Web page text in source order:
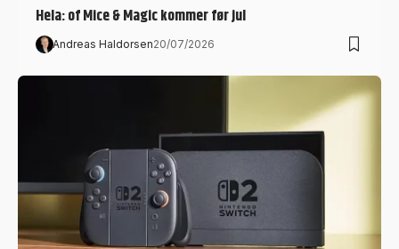
Hela: of Mice & Magic kommer før jul
Andreas Haldorsen20/07/2026